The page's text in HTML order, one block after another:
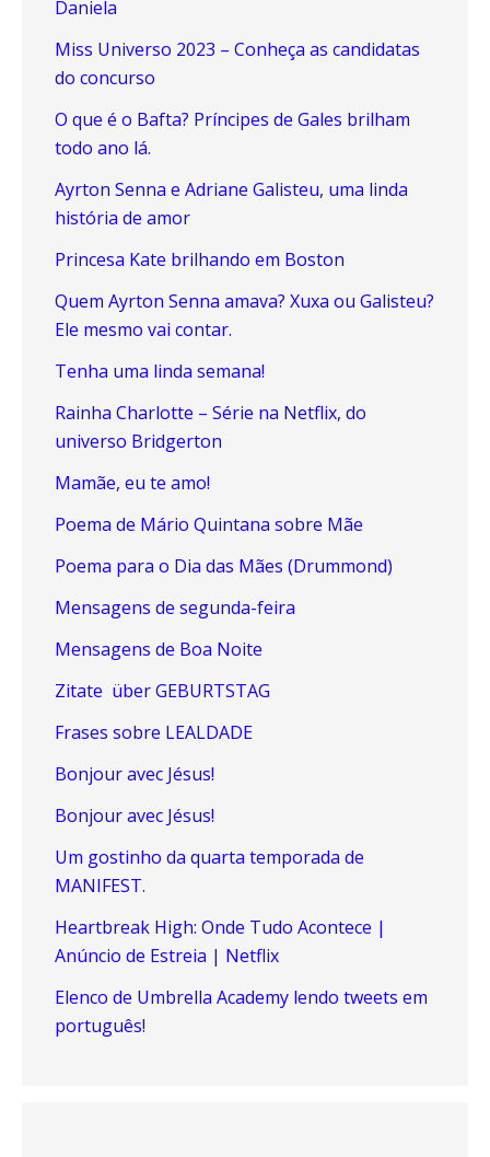
Daniela
Miss Universo 2023 – Conheça as candidatas
do concurso
O que é o Bafta? Príncipes de Gales brilham
todo ano lá.
Ayrton Senna e Adriane Galisteu, uma linda
história de amor
Princesa Kate brilhando em Boston
Quem Ayrton Senna amava? Xuxa ou Galisteu?
Ele mesmo vai contar.
Tenha uma linda semana!
Rainha Charlotte – Série na Netflix, do
universo Bridgerton
Mamãe, eu te amo!
Poema de Mário Quintana sobre Mãe
Poema para o Dia das Mães (Drummond)
Mensagens de segunda-feira
Mensagens de Boa Noite
Zitate über GEBURTSTAG
Frases sobre LEALDADE
Bonjour avec Jésus!
Bonjour avec Jésus!
Um gostinho da quarta temporada de
MANIFEST.
Heartbreak High: Onde Tudo Acontece |
Anúncio de Estreia | Netflix
Elenco de Umbrella Academy lendo tweets em
português!